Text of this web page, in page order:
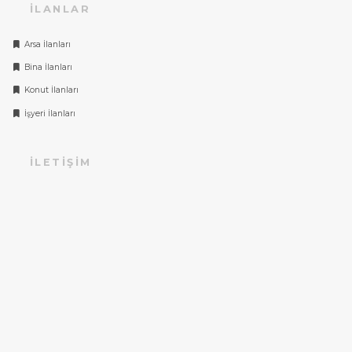
İLANLAR
Arsa İlanları
Bina İlanları
Konut İlanları
İşyeri İlanları
İLETIŞIM